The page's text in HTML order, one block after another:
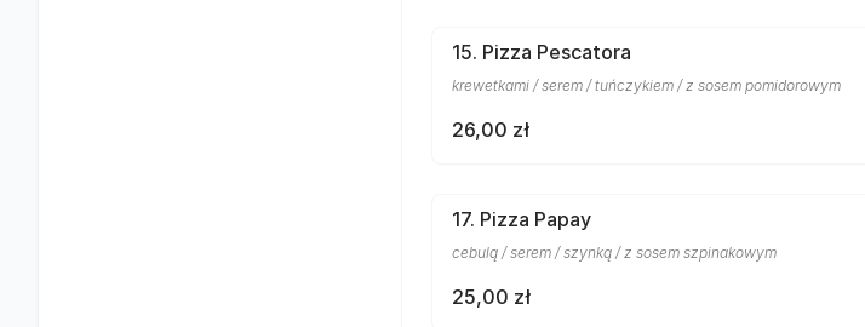
15. Pizza Pescatora
krewetkami / serem / tuńczykiem / z sosem pomidorowym
26,00 zł
17. Pizza Papay
cebulą / serem / szynką / z sosem szpinakowym
25,00 zł